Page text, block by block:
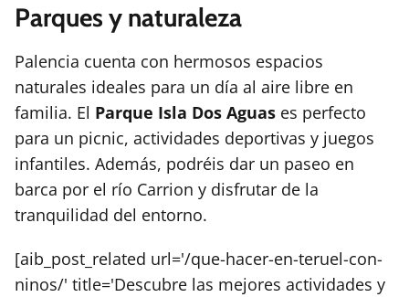
Parques y naturaleza
Palencia cuenta con hermosos espacios
naturales ideales para un día al aire libre en
familia. El Parque Isla Dos Aguas es perfecto
para un picnic, actividades deportivas y juegos
infantiles. Además, podréis dar un paseo en
barca por el río Carrion y disfrutar de la
tranquilidad del entorno.
[aib_post_related url='/que-hacer-en-teruel-con-
ninos/' title='Descubre las mejores actividades y